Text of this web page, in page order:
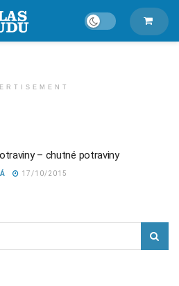
– chutné potraviny
17/10/2015